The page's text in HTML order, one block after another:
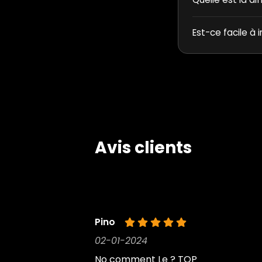
Est-ce facile à
Avis clients
Pino
02-01-2024